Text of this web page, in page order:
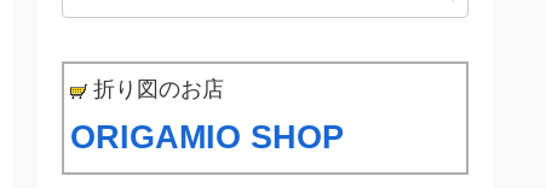
折り図のお店
ORIGAMIO SHOP